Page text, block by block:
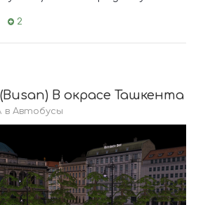
2
(Busan) В окрасе Ташкента
в Автобусы